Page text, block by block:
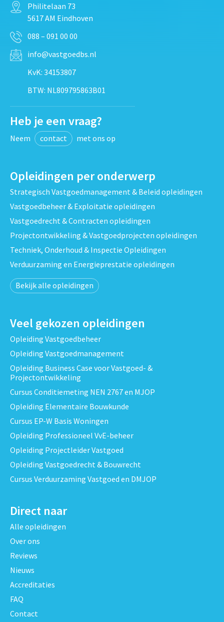
Philitelaan 73
5617 AM Eindhoven
088 – 091 00 00
info@vastgoedbs.nl
KvK: 34153807
BTW: NL809795863B01
Heb je een vraag?
Neem contact met ons op
Opleidingen per onderwerp
Strategisch Vastgoedmanagement & Beleid opleidingen
Vastgoedbeheer & Exploitatie opleidingen
Vastgoedrecht & Contracten opleidingen
Projectontwikkeling & Vastgoedprojecten opleidingen
Techniek, Onderhoud & Inspectie Opleidingen
Verduurzaming en Energieprestatie opleidingen
Bekijk alle opleidingen
Veel gekozen opleidingen
Opleiding Vastgoedbeheer
Opleiding Vastgoedmanagement
Opleiding Business Case voor Vastgoed- &
Projectontwikkeling
Cursus Conditiemeting NEN 2767 en MJOP
Opleiding Elementaire Bouwkunde
Cursus EP-W Basis Woningen
Opleiding Professioneel VvE-beheer
Opleiding Projectleider Vastgoed
Opleiding Vastgoedrecht & Bouwrecht
Cursus Verduurzaming Vastgoed en DMJOP
Direct naar
Alle opleidingen
Over ons
Reviews
Nieuws
Accreditaties
FAQ
Contact